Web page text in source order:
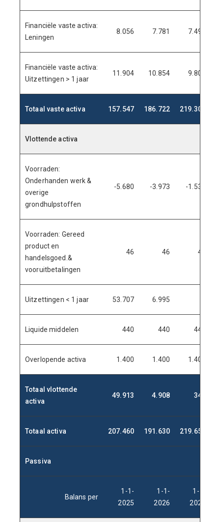
Financiële vaste activa:
Leningen
8.056 7.781 7.499
Financiële vaste activa:
Uitzettingen > 1 jaar
11.904 10.854 9.804
Totaal vaste activa 157.547 186.722 219.308
Vlottende activa
Voorraden:
Onderhanden werk &
overige
grondhulpstoffen
-5.680 -3.973 -1.539
Voorraden: Gereed
product en
handelsgoed.&
vooruitbetalingen
46 46 46
Uitzettingen < 1 jaar 53.707 6.995
Liquide middelen 440 440 440
Overlopende activa 1.400 1.400 1.400
Totaal vlottende
activa
49.913 4.908 347
Totaal activa 207.460 191.630 219.655
Passiva
Balans per
1-1-
2025
1-1-
2026
1-1-
2027